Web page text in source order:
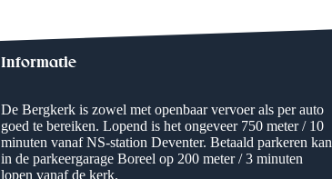
Informatie
De Bergkerk is zowel met openbaar vervoer als per auto
goed te bereiken. Lopend is het ongeveer 750 meter / 10
minuten vanaf NS-station Deventer. Betaald parkeren kan
in de parkeergarage Boreel op 200 meter / 3 minuten
lopen vanaf de kerk.